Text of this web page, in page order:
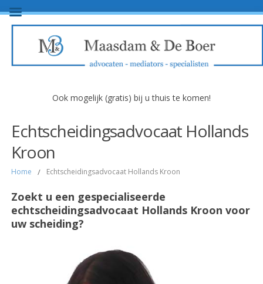
Ook mogelijk (gratis) bij u thuis te komen!
Echtscheidingsadvocaat Hollands
Kroon
Home / Echtscheidingsadvocaat Hollands Kroon
Zoekt u een gespecialiseerde
echtscheidingsadvocaat Hollands Kroon voor
uw scheiding?